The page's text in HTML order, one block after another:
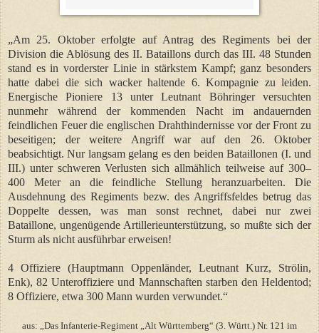
„Am 25. Oktober erfolgte auf Antrag des Regiments bei der
Division die Ablösung des II. Bataillons durch das III. 48 Stunden
stand es in vorderster Linie in stärkstem Kampf; ganz besonders
hatte dabei die sich wacker haltende 6. Kompagnie zu leiden.
Energische Pioniere 13 unter Leutnant Böhringer versuchten
nunmehr während der kommenden Nacht im andauernden
feindlichen Feuer die englischen Drahthindernisse vor der Front zu
beseitigen; der weitere Angriff war auf den 26. Oktober
beabsichtigt. Nur langsam gelang es den beiden Bataillonen (I. und
III.) unter schweren Verlusten sich allmählich teilweise auf 300–
400 Meter an die feindliche Stellung heranzuarbeiten. Die
Ausdehnung des Regiments bezw. des Angriffsfeldes betrug das
Doppelte dessen, was man sonst rechnet, dabei nur zwei
Bataillone, ungenügende Artillerieunterstützung, so mußte sich der
Sturm als nicht ausführbar erweisen!
4 Offiziere (Hauptmann Oppenländer, Leutnant Kurz, Strölin,
Enk), 82 Unteroffiziere und Mannschaften starben den Heldentod;
8 Offiziere, etwa 300 Mann wurden verwundet.“
aus: „Das Infanterie-Regiment „Alt Württemberg“ (3. Württ.) Nr. 121 im